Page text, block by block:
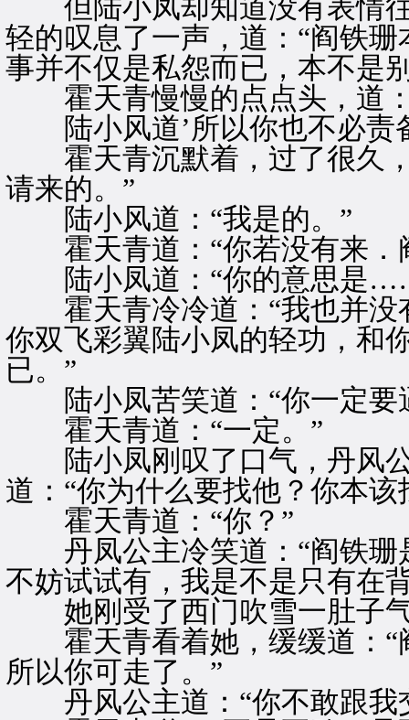
但陆小凤却知道没有表情往
轻的叹息了一声，道：“阎铁
事并不仅是私怨而已，本不是
霍天青慢慢的点点头，道：
陆小风道’所以你也不必责
霍天青沉默着，过了很久，
请来的。”
陆小风道：“我是的。”
霍天青道：“你若没有来．
陆小凤道：“你的意思是
霍天青冷冷道：“我也并没
你双飞彩翼陆小凤的轻功，和
已。”
陆小凤苦笑道：“你一定要
霍天青道：“一定。”
陆小凤刚叹了口气，丹风公
道：“你为什么要找他？你本该
霍天青道：“你？”
丹凤公主冷笑道：“阎铁珊
不妨试试有，我是不是只有在
她刚受了西门吹雪一肚子气
霍天青看着她，缓缓道：“
所以你可走了。”
丹风公主道：“你不敢跟我